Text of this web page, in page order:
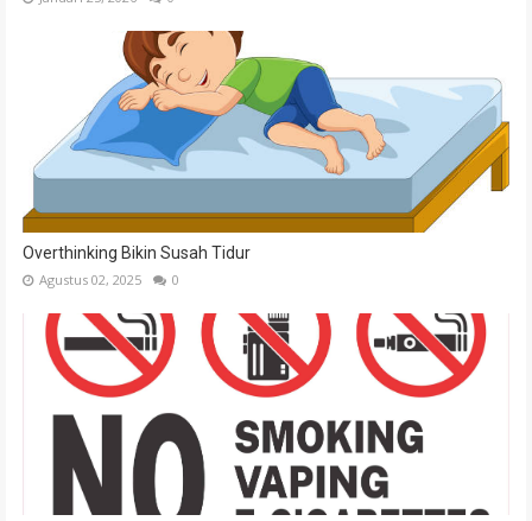
Overthinking Bikin Susah Tidur
Agustus 02, 2025 0